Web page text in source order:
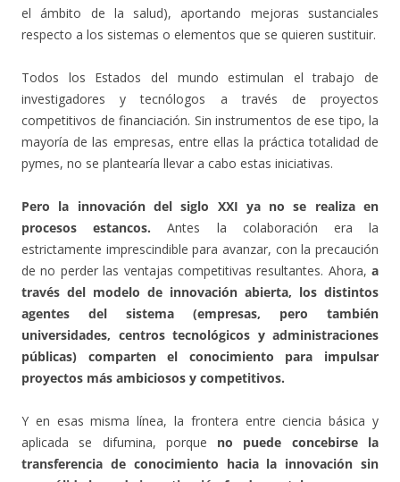
el ámbito de la salud), aportando mejoras sustanciales
respecto a los sistemas o elementos que se quieren sustituir.
Todos los Estados del mundo estimulan el trabajo de
investigadores y tecnólogos a través de proyectos
competitivos de financiación. Sin instrumentos de ese tipo, la
mayoría de las empresas, entre ellas la práctica totalidad de
pymes, no se plantearía llevar a cabo estas iniciativas.
Pero la innovación del siglo XXI ya no se realiza en
procesos estancos. Antes la colaboración era la
estrictamente imprescindible para avanzar, con la precaución
de no perder las ventajas competitivas resultantes. Ahora, a
través del modelo de innovación abierta, los distintos
agentes del sistema (empresas, pero también
universidades, centros tecnológicos y administraciones
públicas) comparten el conocimiento para impulsar
proyectos más ambiciosos y competitivos.
Y en esas misma línea, la frontera entre ciencia básica y
aplicada se difumina, porque no puede concebirse la
transferencia de conocimiento hacia la innovación sin